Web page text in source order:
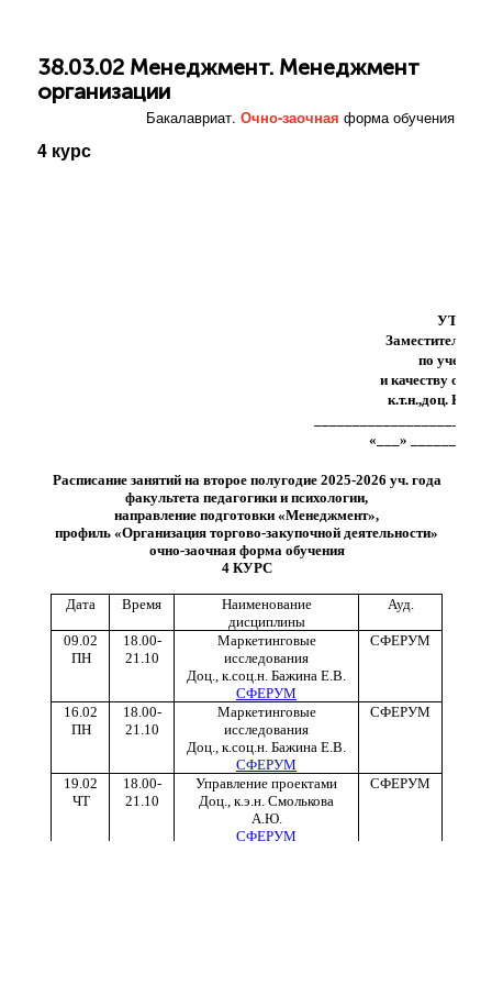
38.03.02 Менеджмент. Менеджмент
организации
Бакалавриат.Очно-заочная форма обучения
4 курс